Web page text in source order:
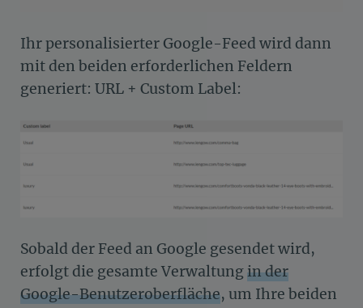
Ihr personalisierter Google-Feed wird dann
mit den beiden erforderlichen Feldern
generiert: URL + Custom Label:
Sobald der Feed an Google gesendet wird,
erfolgt die gesamte Verwaltungin der
Google-Benutzeroberfläche, um Ihre beiden